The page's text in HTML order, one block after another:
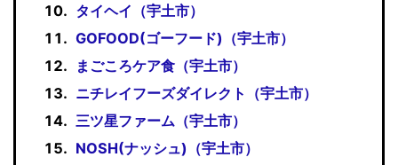
タイヘイ（宇土市）
GOFOOD(ゴーフード)（宇土市）
まごころケア食（宇土市）
ニチレイフーズダイレクト（宇土市）
三ツ星ファーム（宇土市）
NOSH(ナッシュ)（宇土市）